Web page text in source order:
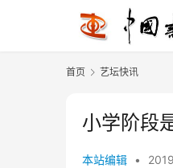
首页 艺坛快讯
小学阶段
本站编辑 •